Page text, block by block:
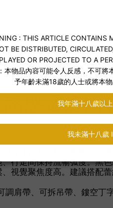
商
惑透膚內
彈性背片，穩定包覆同時
行走間保持流暢弧度。黑
視覺聚焦度高。建議搭配
調肩帶、可拆吊帶、鏤空丁